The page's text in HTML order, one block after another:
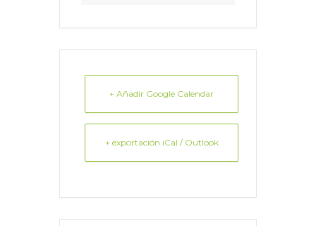
+ Añadir Google Calendar
+ exportación iCal / Outlook